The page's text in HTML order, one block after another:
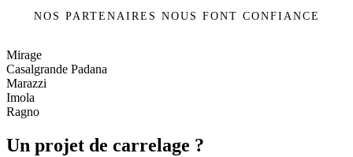
NOS PARTENAIRES NOUS FONT CONFIANCE
Mirage
Casalgrande Padana
Marazzi
Imola
Ragno
Un projet de carrelage ?